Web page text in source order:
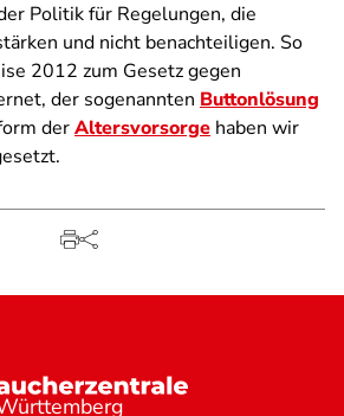
Politik für Regelungen, die
und nicht benachteiligen. So
2012 zum Gesetz gegen
der sogenannten Buttonlösung
derAltersvorsorge haben wir